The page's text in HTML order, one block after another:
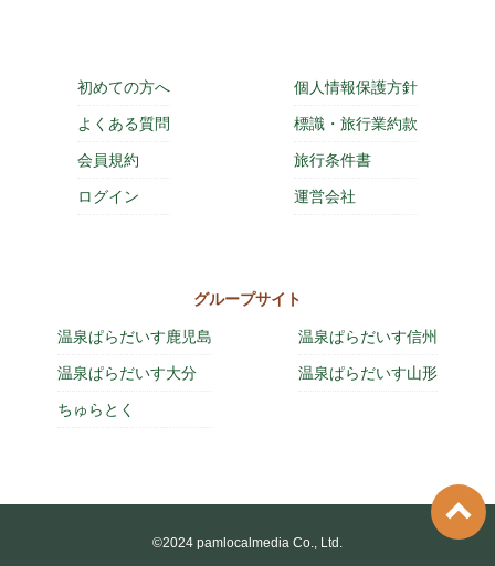
初めての方へ
よくある質問
会員規約
ログイン
個人情報保護方針
標識・旅行業約款
旅行条件書
運営会社
グループサイト
温泉ぱらだいす鹿児島
温泉ぱらだいす大分
ちゅらとく
温泉ぱらだいす信州
温泉ぱらだいす山形
©2024 pamlocalmedia Co., Ltd.